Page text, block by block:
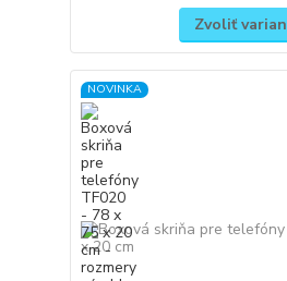
Zvoliť
NOVINKA